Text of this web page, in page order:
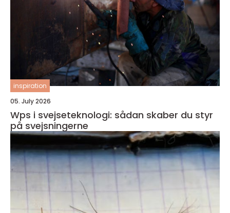
inspiration
05. July 2026
Wps i svejseteknologi: sådan skaber du styr
på svejsningerne